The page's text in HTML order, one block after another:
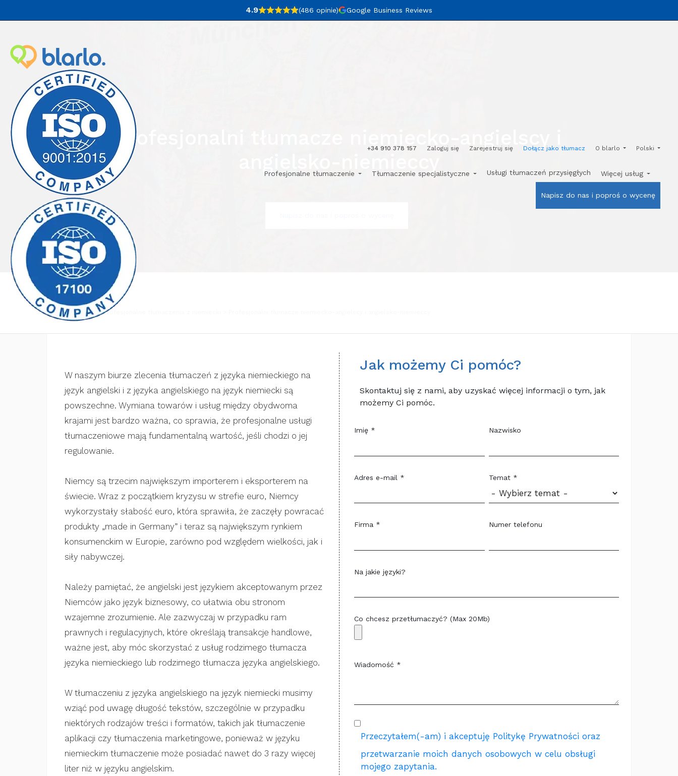
4.9 (486 opinie) Google Business Reviews
+34 910 378 157 Zaloguj się Zarejestruj się Dołącz jako tłumacz O blarlo Polski
Profesjonalne tłumaczenie Tłumaczenie specjalistyczne Usługi tłumaczeń przysięgłych Więcej usług
Napisz do nas i poproś o wycenę
Profesjonalni tłumacze niemiecko-angielscy i
Biuro tłumaczeń Profesjonalne tłumaczenia z niemiecki
W naszym biurze zlecenia tłumaczeń z języka niemieckiego na
język angielski i z języka angielskiego na język niemiecki są
powszechne. Wymiana towarów i usług między obydwoma
krajami jest bardzo ważna, co sprawia, że ​​profesjonalne usługi
tłumaczeniowe mają fundamentalną wartość, jeśli chodzi o jej
regulowanie.
Niemcy są trzecim największym importerem i eksporterem na
świecie. Wraz z początkiem kryzysu w strefie euro, Niemcy
wykorzystały słabość euro, która sprawiła, że ​zaczęły powracać
​produkty „made in Germany” i teraz są największym rynkiem
konsumenckim w Europie, zarówno pod względem wielkości, jak i
siły nabywczej.
Należy pamiętać, że angielski jest językiem akceptowanym przez
Niemców jako język biznesowy, co ułatwia obu stronom
wzajemne zrozumienie. Ale zazwyczaj w przypadku ram
prawnych i regulacyjnych, które określają transakcje handlowe,
ważne jest, aby móc skorzystać z usług rodzimego tłumacza
języka niemieckiego lub rodzimego tłumacza języka angielskiego.
W tłumaczeniu z języka angielskiego na język niemiecki musimy
wziąć pod uwagę długość tekstów, szczególnie w przypadku
niektórych rodzajów treści i formatów, takich jak tłumaczenie
aplikacji czy tłumaczenia marketingowe, ponieważ w języku
niemieckim tłumaczenie może posiadać nawet do 3 razy więcej
liter niż w języku angielskim.
Jak możemy Ci pomóc?
Skontaktuj się z nami, aby uzyskać więcej informacji o tym, jak
możemy Ci pomóc.
Imię * Nazwisko
Adres e-mail * Temat *
Firma * Numer telefonu
Na jakie języki?
Co chcesz przetłumaczyć? (Max 20Mb)
Wiadomość *
Przeczytałem(-am) i akceptuję Politykę Prywatności oraz
przetwarzanie moich danych osobowych w celu obsługi
mojego zapytania.